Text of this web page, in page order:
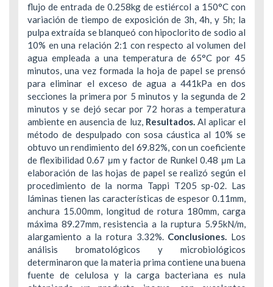
flujo de entrada de 0.258kg de estiércol a 150°C con
variación de tiempo de exposición de 3h, 4h, y 5h; la
pulpa extraída se blanqueó con hipoclorito de sodio al
10% en una relación 2:1 con respecto al volumen del
agua empleada a una temperatura de 65°C por 45
minutos, una vez formada la hoja de papel se prensó
para eliminar el exceso de agua a 441kPa en dos
secciones la primera por 5 minutos y la segunda de 2
minutos y se dejó secar por 72 horas a temperatura
ambiente en ausencia de luz, Resultados.Al aplicar el
método de despulpado con sosa cáustica al 10% se
obtuvo un rendimiento del 69.82%, con un coeficiente
de flexibilidad 0.67 μm y factor de Runkel 0.48 μm La
elaboración de las hojas de papel se realizó según el
procedimiento de la norma Tappi T205 sp-02. Las
láminas tienen las características de espesor 0.11mm,
anchura 15.00mm, longitud de rotura 180mm, carga
máxima 89.27mm, resistencia a la ruptura 5.95kN/m,
alargamiento a la rotura 3.32%. Conclusiones. Los
análisis bromatológicos y microbiológicos
determinaron que la materia prima contiene una buena
fuente de celulosa y la carga bacteriana es nula